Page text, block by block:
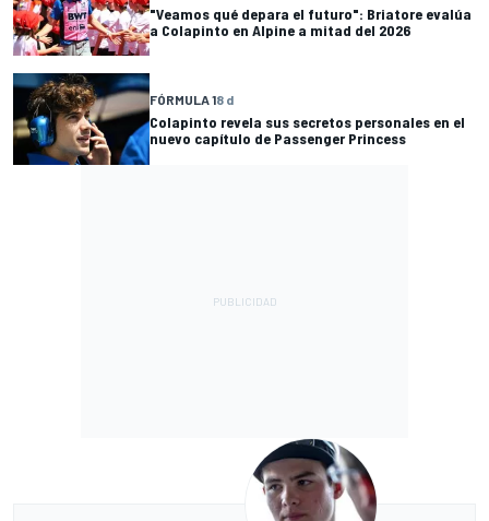
"Veamos qué depara el futuro": Briatore evalúa
a Colapinto en Alpine a mitad del 2026
FÓRMULA 18 d
Colapinto revela sus secretos personales en el
nuevo capítulo de Passenger Princess